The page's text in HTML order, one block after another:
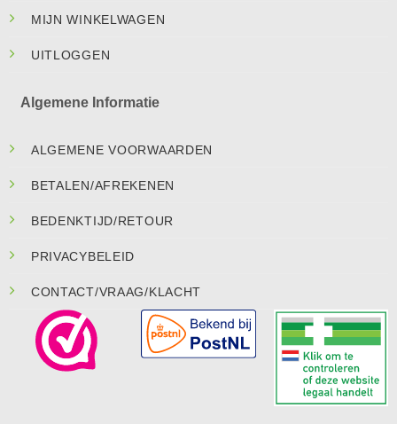
MIJN WINKELWAGEN
UITLOGGEN
Algemene Informatie
ALGEMENE VOORWAARDEN
BETALEN/AFREKENEN
BEDENKTIJD/RETOUR
PRIVACYBELEID
CONTACT/VRAAG/KLACHT